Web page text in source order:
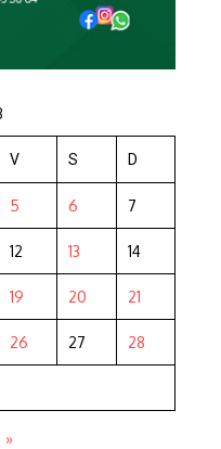
V S D
5 6 7
12 13 14
19 20 21
26 27 28
»